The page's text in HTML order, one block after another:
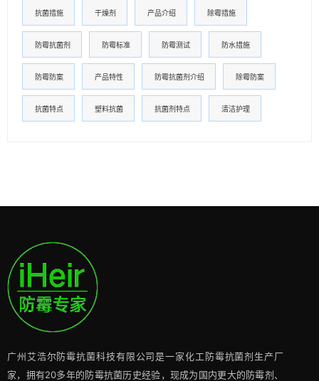
抗菌措施 干燥剂 产品介绍 除霉措施
防霉抗菌剂 防霉标准 防霉测试 防水措施
防霉防案 产品特性 防霉抗菌剂介绍 除霉防案
抗菌特点 塑料抗菌 抗菌剂特点 清洁护理
广州艾浩尔防霉抗菌科技有限公司是一家化工防霉抗菌剂生产厂
家，拥有20多年的防霉抗菌历史经验，现成为国内更大的防霉剂、